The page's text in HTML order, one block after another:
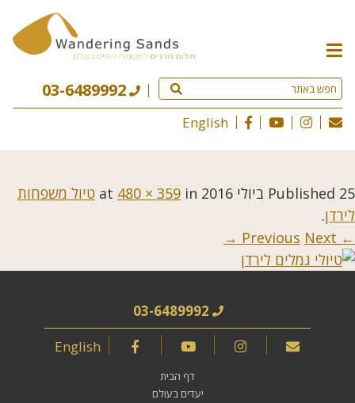
תפריט
האתר
03-6489992
English
Published 25 ביולי 2016 480 × 359 in
טיול משפחות
לירדן.
← Previous
Next →
03-6489992
English
דף הבית
יעדים בעולם